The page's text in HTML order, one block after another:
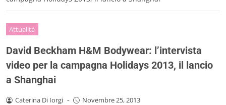
Attualità
David Beckham H&M Bodywear: l’intervista
video per la campagna Holidays 2013, il lancio
a Shanghai
Caterina Di Iorgi - Novembre 25, 2013